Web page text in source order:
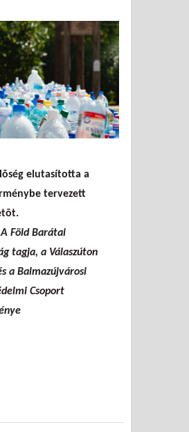
az égetőt!
elutasította a
tervezett
Föld Barátai
tagja, a Válaszúton
a Balmazújvárosi
Csoport